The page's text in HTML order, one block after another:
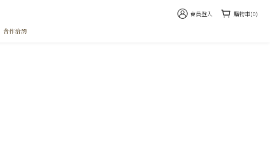
會員登入 購物車(0)
合作洽詢